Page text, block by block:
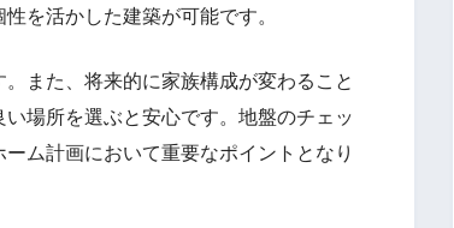
を活かした建築が可能です。
また、将来的に家族構成が変わること
場所を選ぶと安心です。地盤のチェッ
ム計画において重要なポイントとなり